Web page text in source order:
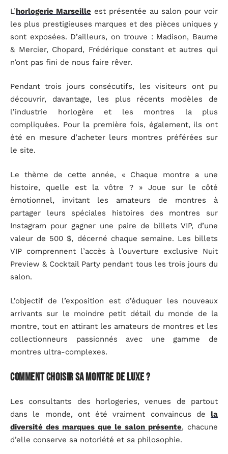
L’horlogerie Marseille est présentée au salon pour voir
les plus prestigieuses marques et des pièces uniques y
sont exposées. D’ailleurs, on trouve : Madison, Baume
& Mercier, Chopard, Frédérique constant et autres qui
n’ont pas fini de nous faire rêver.
Pendant trois jours consécutifs, les visiteurs ont pu
découvrir, davantage, les plus récents modèles de
l’industrie horlogère et les montres la plus
compliquées. Pour la première fois, également, ils ont
été en mesure d’acheter leurs montres préférées sur
le site.
Le thème de cette année, « Chaque montre a une
histoire, quelle est la vôtre ? » Joue sur le côté
émotionnel, invitant les amateurs de montres à
partager leurs spéciales histoires des montres sur
Instagram pour gagner une paire de billets VIP, d’une
valeur de 500 $, décerné chaque semaine. Les billets
VIP comprennent l’accès à l’ouverture exclusive Nuit
Preview & Cocktail Party pendant tous les trois jours du
salon.
L’objectif de l’exposition est d’éduquer les nouveaux
arrivants sur le moindre petit détail du monde de la
montre, tout en attirant les amateurs de montres et les
collectionneurs passionnés avec une gamme de
montres ultra-complexes.
Comment choisir sa montre de luxe ?
Les consultants des horlogeries, venues de partout
dans le monde, ont été vraiment convaincus de la
diversité des marques que le salon présente, chacune
d’elle conserve sa notoriété et sa philosophie.